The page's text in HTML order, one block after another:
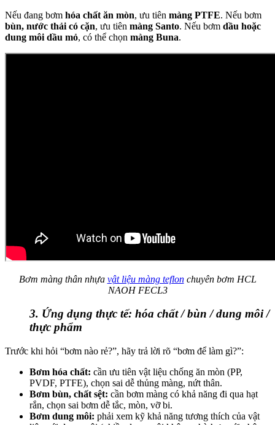
Nếu đang bơm hóa chất ăn mòn, ưu tiên màng PTFE. Nếu bơm
bùn, nước thải có cặn, ưu tiên màng Santo. Nếu bơm dầu hoặc
dung môi dầu mỏ, có thể chọn màng Buna.
Bơm màng thân nhựa vật liệu màng teflonchuyên bơm HCL
NAOH FECL3
3. Ứng dụng thực tế: hóa chất / bùn / dung môi /
thực phẩm
Trước khi hỏi “bơm nào rẻ?”, hãy trả lời rõ “bơm để làm gì?”:
Bơm hóa chất: cần ưu tiên vật liệu chống ăn mòn (PP,
PVDF, PTFE), chọn sai dễ thủng màng, nứt thân.
Bơm bùn, chất sệt: cần bơm màng có khả năng đi qua hạt
rắn, chọn sai bơm dễ tắc, mòn, vỡ bi.
Bơm dung môi: phải xem kỹ khả năng tương thích của vật